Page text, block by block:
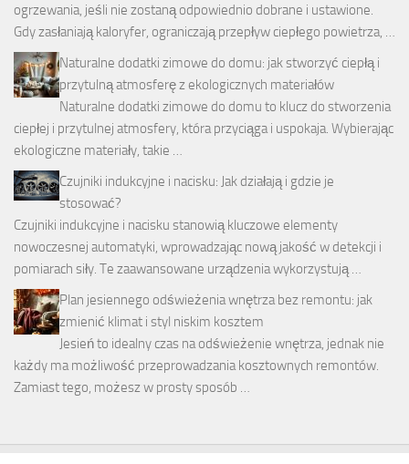
ogrzewania, jeśli nie zostaną odpowiednio dobrane i ustawione.
Gdy zasłaniają kaloryfer, ograniczają przepływ ciepłego powietrza, …
Naturalne dodatki zimowe do domu: jak stworzyć ciepłą i
przytulną atmosferę z ekologicznych materiałów
Naturalne dodatki zimowe do domu to klucz do stworzenia
ciepłej i przytulnej atmosfery, która przyciąga i uspokaja. Wybierając
ekologiczne materiały, takie …
Czujniki indukcyjne i nacisku: Jak działają i gdzie je
stosować?
Czujniki indukcyjne i nacisku stanowią kluczowe elementy
nowoczesnej automatyki, wprowadzając nową jakość w detekcji i
pomiarach siły. Te zaawansowane urządzenia wykorzystują …
Plan jesiennego odświeżenia wnętrza bez remontu: jak
zmienić klimat i styl niskim kosztem
Jesień to idealny czas na odświeżenie wnętrza, jednak nie
każdy ma możliwość przeprowadzania kosztownych remontów.
Zamiast tego, możesz w prosty sposób …